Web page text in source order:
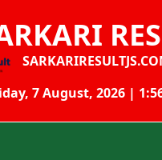
7 August, 2026 |